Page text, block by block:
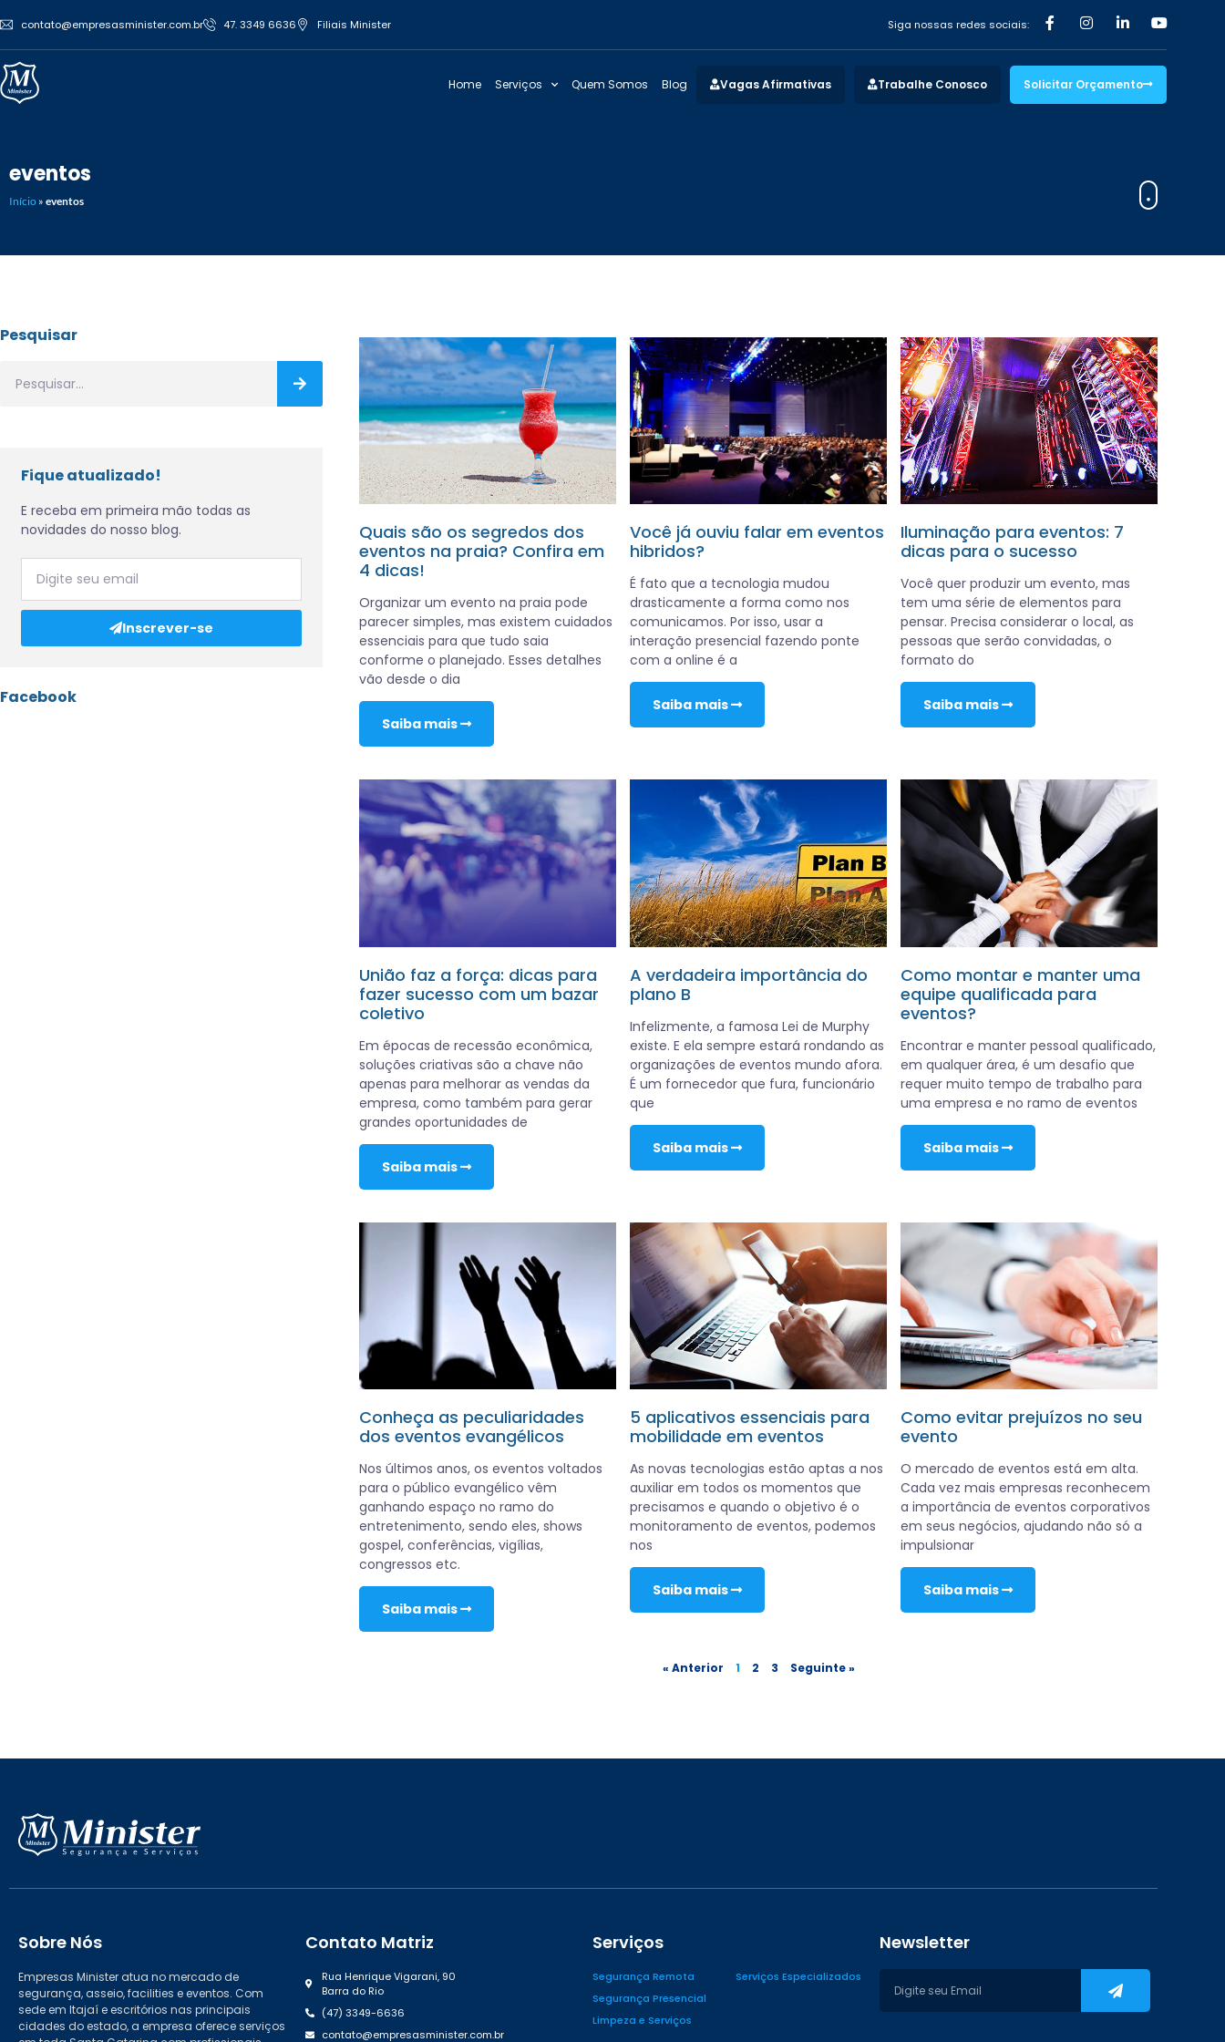
contato@empresasminister.com.br 47. 3349 6636 Filiais Minister Siga nossas redes sociais:
Home Serviços Quem Somos Blog Vagas Afirmativas Trabalhe Conosco Solicitar Orçamento
eventos
Início » eventos
Pesquisar
Fique atualizado!
E receba em primeira mão todas as
novidades do nosso blog.
Inscrever-se
Facebook
Quais são os segredos dos
eventos na praia? Confira em
4 dicas!
Organizar um evento na praia pode
parecer simples, mas existem cuidados
essenciais para que tudo saia
conforme o planejado. Esses detalhes
vão desde o dia
Saiba mais
Você já ouviu falar em eventos
hibridos?
É fato que a tecnologia mudou
drasticamente a forma como nos
comunicamos. Por isso, usar a
interação presencial fazendo ponte
com a online é a
Saiba mais
Iluminação para eventos: 7
dicas para o sucesso
Você quer produzir um evento, mas
tem uma série de elementos para
pensar. Precisa considerar o local, as
pessoas que serão convidadas, o
formato do
Saiba mais
União faz a força: dicas para
fazer sucesso com um bazar
coletivo
Em épocas de recessão econômica,
soluções criativas são a chave não
apenas para melhorar as vendas da
empresa, como também para gerar
grandes oportunidades de
Saiba mais
A verdadeira importância do
plano B
Infelizmente, a famosa Lei de Murphy
existe. E ela sempre estará rondando as
organizações de eventos mundo afora.
É um fornecedor que fura, funcionário
que
Saiba mais
Como montar e manter uma
equipe qualificada para
eventos?
Encontrar e manter pessoal qualificado,
em qualquer área, é um desafio que
requer muito tempo de trabalho para
uma empresa e no ramo de eventos
Saiba mais
Conheça as peculiaridades
dos eventos evangélicos
Nos últimos anos, os eventos voltados
para o público evangélico vêm
ganhando espaço no ramo do
entretenimento, sendo eles, shows
gospel, conferências, vigílias,
congressos etc.
Saiba mais
5 aplicativos essenciais para
mobilidade em eventos
As novas tecnologias estão aptas a nos
auxiliar em todos os momentos que
precisamos e quando o objetivo é o
monitoramento de eventos, podemos
nos
Saiba mais
Como evitar prejuízos no seu
evento
O mercado de eventos está em alta.
Cada vez mais empresas reconhecem
a importância de eventos corporativos
em seus negócios, ajudando não só a
impulsionar
Saiba mais
« Anterior 1 2 3 Seguinte »
Sobre Nós
Empresas Minister atua no mercado de
segurança, asseio, facilities e eventos. Com
sede em Itajaí e escritórios nas principais
cidades do estado, a empresa oferece serviços
Contato Matriz
Rua Henrique Vigarani, 90
Barra do Rio
(47) 3349-6636
contato@empresasminister.com.br
Serviços
Segurança Remota
Segurança Presencial
Limpeza e Serviços
Serviços Especializados
Newsletter